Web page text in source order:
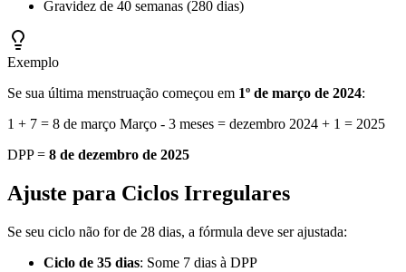
Gravidez de 40 semanas (280 dias)
Exemplo
Se sua última menstruação começou em 1º de março de 2024:
1 + 7 = 8 de março Março - 3 meses = dezembro 2024 + 1 = 2025
DPP = 8 de dezembro de 2025
Ajuste para Ciclos Irregulares
Se seu ciclo não for de 28 dias, a fórmula deve ser ajustada:
Ciclo de 35 dias: Some 7 dias à DPP